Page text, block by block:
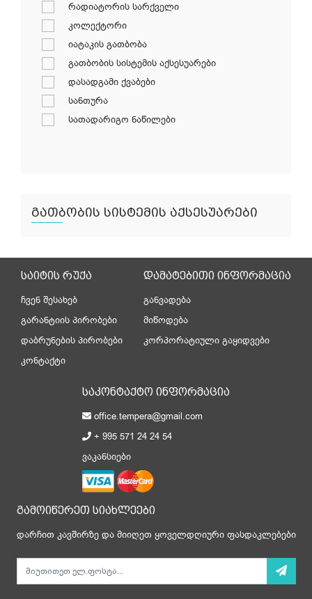
რადიატორის სარქველი
კოლექტორი
იატაკის გათბობა
გათბობის სისტემის აქსესუარები
დასადგამი ქვაბები
სანთურა
სათადარიგო ნაწილები
გათბობის სისტემის აქსესუარები
საიტის რუქა
ჩვენ შესახებ
გარანტიის პირობები
დაბრუნების პირობები
კონტაქტი
დამატებითი ინფორმაცია
განვადება
მიწოდება
კორპორატიული გაყიდვები
საკონტაქტო ინფორმაცია
office.tempera@gmail.com
+ 995 571 24 24 54
ვაკანსიები
გამოიწერეთ სიახლეები
დარჩით კავშირზე და მიიღეთ ყოველდღიური ფასდაკლებები